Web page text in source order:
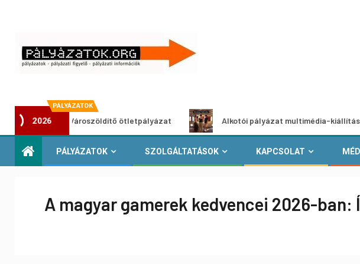
PÁLYÁZATOK
2026
Városzöldítő ötletpályázat Alkotói pályázat multimédia-kiállításhoz
PÁLYÁZATOK SZOLGÁLTATÁSOK KAPCSOLAT
A magyar gamerek kedvencei 2026-